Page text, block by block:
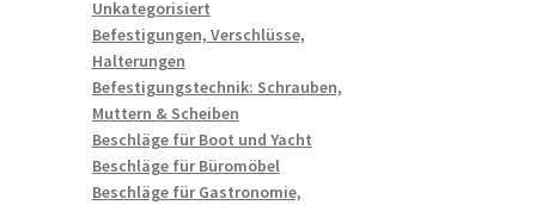
Unkategorisiert
Befestigungen, Verschlüsse,
Halterungen
Befestigungstechnik: Schrauben,
Muttern & Scheiben
Beschläge für Boot und Yacht
Beschläge für Büromöbel
Beschläge für Gastronomie,